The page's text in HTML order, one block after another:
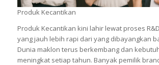
Produk Kecantikan
Produk Kecantikan kini lahir lewat proses
yang jauh lebih rapi dari yang dibayangkan
Dunia maklon terus berkembang dan
meningkat setiap tahun. Banyak pemilik